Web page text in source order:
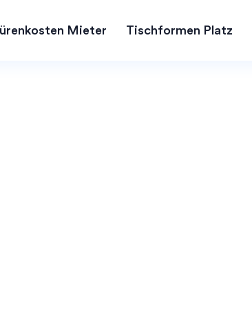
Mieter Tischformen Platz